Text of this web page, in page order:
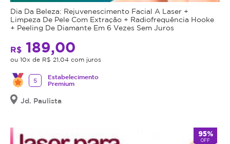
Dia Da Beleza: Rejuvenescimento Facial A Laser +
Limpeza De Pele Com Extração + Radiofrequência Hooke
+ Peeling De Diamante Em 6 Vezes Sem Juros
R$ 189,00
ou 10x de R$ 21,04 com juros
5
Estabelecimento
Premium
Jd. Paulista
95%
OFF